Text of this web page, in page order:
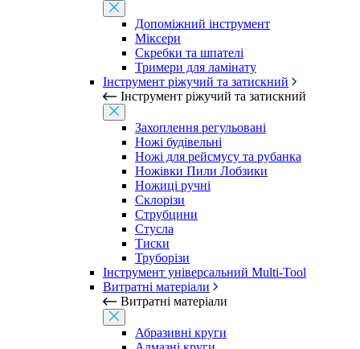
Допоміжний інструмент
Міксери
Скребки та шпателі
Тримери для ламінату
Інструмент ріжучий та затискний
Інструмент ріжучий та затискний
Захоплення регульовані
Ножі будівельні
Ножі для рейсмусу та рубанка
Ножівки Пили Лобзики
Ножиці ручні
Склорізи
Струбцини
Стусла
Тиски
Труборізи
Інструмент універсальний Multi-Tool
Витратні матеріали
Витратні матеріали
Абразивні круги